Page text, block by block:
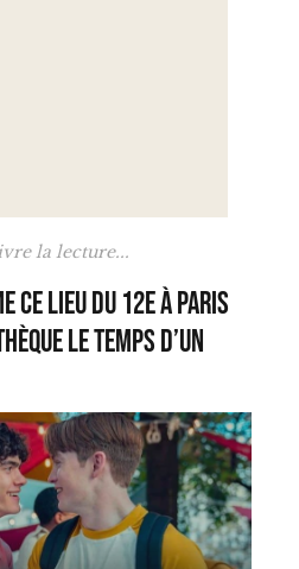
la lecture...
lieu du 12e à Paris
le temps d’un